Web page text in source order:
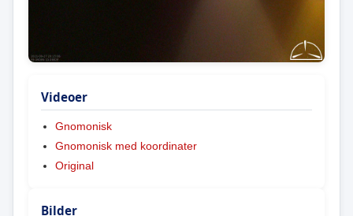
Videoer
Gnomonisk
Gnomonisk med koordinater
Original
Bilder